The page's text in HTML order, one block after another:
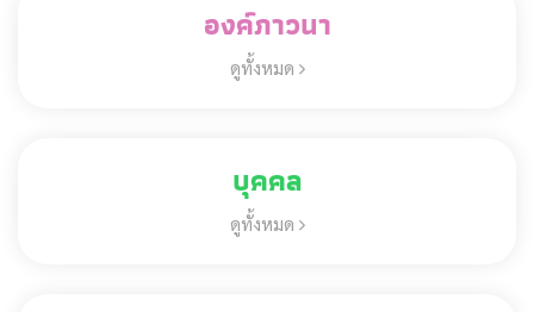
องค์ภาวนา
ดูทั้งหมด
บุคคล
ดูทั้งหมด